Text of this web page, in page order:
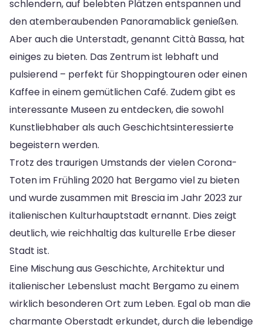
schlendern, auf belebten Plätzen entspannen und
den atemberaubenden Panoramablick genießen.
Aber auch die Unterstadt, genannt Città Bassa, hat
einiges zu bieten. Das Zentrum ist lebhaft und
pulsierend – perfekt für Shoppingtouren oder einen
Kaffee in einem gemütlichen Café. Zudem gibt es
interessante Museen zu entdecken, die sowohl
Kunstliebhaber als auch Geschichtsinteressierte
begeistern werden.
Trotz des traurigen Umstands der vielen Corona-
Toten im Frühling 2020 hat Bergamo viel zu bieten
und wurde zusammen mit Brescia im Jahr 2023 zur
italienischen Kulturhauptstadt ernannt. Dies zeigt
deutlich, wie reichhaltig das kulturelle Erbe dieser
Stadt ist.
Eine Mischung aus Geschichte, Architektur und
italienischer Lebenslust macht Bergamo zu einem
wirklich besonderen Ort zum Leben. Egal ob man die
charmante Oberstadt erkundet, durch die lebendige